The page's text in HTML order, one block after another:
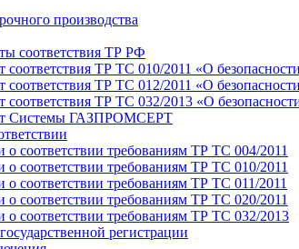
производства
соответствия ТР РФ
соответствия ТР ТС 010/2011 «О
соответствия ТР ТС 012/2011 «О
соответствия ТР ТС 032/2013 «О
Системы ГАЗПРОМСЕРТ
о соответствии требованиям ТР ТС 004/2011
о соответствии требованиям ТР ТС 010/2011
о соответствии требованиям ТР ТС 011/2011
о соответствии требованиям ТР ТС 020/2011
о соответствии требованиям ТР ТС 032/2013
регистрации